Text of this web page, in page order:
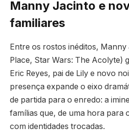
Manny Jacinto e
familiares
Entre os rostos inéditos,
Place, Star Wars: The Acolyte)
Eric Reyes, pai de Lily e novo
presença expande o eixo
de partida para o enredo: a
famílias que, de uma hora para
com identidades trocadas.